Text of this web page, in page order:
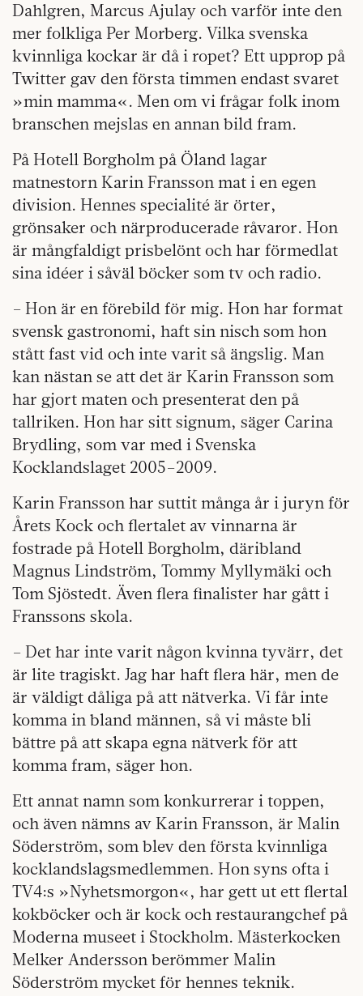
Dahlgren, Marcus Ajulay och varför inte den
mer folkliga Per Morberg. Vilka svenska
kvinnliga kockar är då i ropet? Ett upprop på
Twitter gav den första timmen endast svaret
»min mamma«. Men om vi frågar folk inom
branschen mejslas en annan bild fram.
På Hotell Borgholm på Öland lagar
matnestorn Karin Fransson mat i en egen
division. Hennes specialité är örter,
grönsaker och närproducerade råvaror. Hon
är mångfaldigt prisbelönt och har förmedlat
sina idéer i såväl böcker som tv och radio.
– Hon är en förebild för mig. Hon har format
svensk gastronomi, haft sin nisch som hon
stått fast vid och inte varit så ängslig. Man
kan nästan se att det är Karin Fransson som
har gjort maten och presenterat den på
tallriken. Hon har sitt signum, säger Carina
Brydling, som var med i Svenska
Kocklandslaget 2005–2009.
Karin Fransson har suttit många år i juryn för
Årets Kock och flertalet av vinnarna är
fostrade på Hotell Borgholm, däribland
Magnus Lindström, Tommy Myllymäki och
Tom Sjöstedt. Även flera finalister har gått i
Franssons skola.
– Det har inte varit någon kvinna tyvärr, det
är lite tragiskt. Jag har haft flera här, men de
är väldigt dåliga på att nätverka. Vi får inte
komma in bland männen, så vi måste bli
bättre på att skapa egna nätverk för att
komma fram, säger hon.
Ett annat namn som konkurrerar i toppen,
och även nämns av Karin Fransson, är Malin
Söderström, som blev den första kvinnliga
kocklandslagsmedlemmen. Hon syns ofta i
TV4:s »Nyhetsmorgon«, har gett ut ett flertal
kokböcker och är kock och restaurangchef på
Moderna museet i Stockholm. Mästerkocken
Melker Andersson berömmer Malin
Söderström mycket för hennes teknik.